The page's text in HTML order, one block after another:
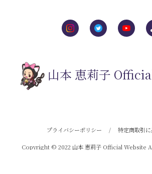
山本 恵莉子
プライバシーポリシー / 特定商取引
Copyright © 2022 山本 恵莉子 Official Website